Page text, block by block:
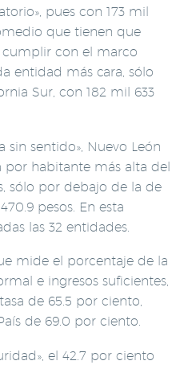
pues con 173 mil
que tienen que
cumplir con el marco
entidad más cara, sólo
Sur, con 182 mil 633
sin sentido», Nuevo León
habitante más alta del
sólo por debajo de la de
pesos. En esta
las 32 entidades.
mide el porcentaje de la
e ingresos suficientes,
de 65.5 por ciento,
de 69.0 por ciento.
el 42.7 por ciento